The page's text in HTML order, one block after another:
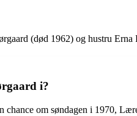
(død 1962) og hustru Erna
i?
om søndagen i 1970,